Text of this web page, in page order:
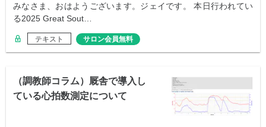
みなさま、おはようございます。ジェイです。 本日行われてい
る2025 Great Sout…
テキスト サロン会員無料
（調教師コラム）厩舎で導入し
ている心拍数測定について